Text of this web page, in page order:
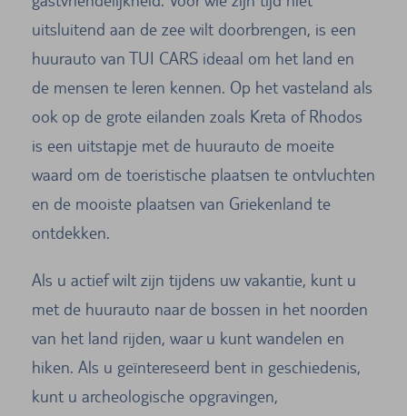
uitsluitend aan de zee wilt doorbrengen, is een
huurauto van TUI CARS ideaal om het land en
de mensen te leren kennen. Op het vasteland als
ook op de grote eilanden zoals Kreta of Rhodos
is een uitstapje met de huurauto de moeite
waard om de toeristische plaatsen te ontvluchten
en de mooiste plaatsen van Griekenland te
ontdekken.
Als u actief wilt zijn tijdens uw vakantie, kunt u
met de huurauto naar de bossen in het noorden
van het land rijden, waar u kunt wandelen en
hiken. Als u geïntereseerd bent in geschiedenis,
kunt u archeologische opgravingen,